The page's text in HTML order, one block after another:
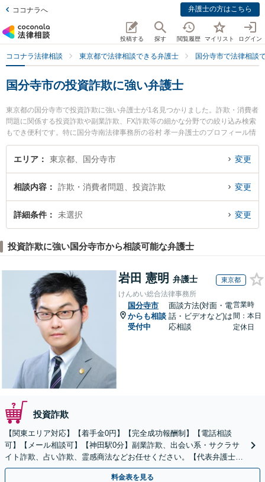
ココナラへ 弁護士の方はこちら
投稿する 探す 閲覧履歴 マイリスト ログイン
ココナラ法律相談 東京都で法律相談できる弁護士 国分寺市で法律相談
国分寺市の投資詐欺に強い弁護士
東京都の国分寺市で投資詐欺に強い弁護士が1名見つかりました。詐欺・消費者
問題に関係する投資詐欺や副業詐欺、FX詐欺等の細かな分野での絞り込み検索
もでき便利です。特に国分寺南法律事務所の谷村 孝一弁護士のプロフィール情
報や弁護士費用、強みなどが注目されています。『国分寺市で土日や夜間に発
生した投資詐欺のトラブルを今すぐに弁護士に相談したい』『投資詐欺のトラ
者さんにおすすめです。
エリア 東京都、国分寺市 変更
相談内容 詐欺・消費者問題、投資詐欺 変更
詳細条件 未選択 変更
投資詐欺に強い国分寺市から相談可能な弁護士
岩田 憲明 弁護士 東京都
けんめい総合法律事務所
国分寺市
からも相談
受付中
面談方法(対面・電
話・ビデオなど)は
応相談
営業時
間：本日
定休日
投資詐欺
【関東エリア対応】【着手金0円】【完全成功報酬制】【電話相談
可】【メール相談可】【神田駅0分】副業詐欺、出会い系・サクラサ
イト詐欺、占い詐欺、霊感商法などお任せください。【代表弁護士が
対応】
料金表を見る